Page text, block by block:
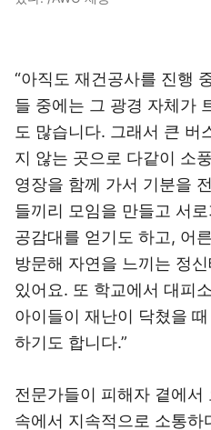
“아직도 재건공사를 진행
들 중에는 그 광경 자체가
도 많습니다. 그래서 큰 버
지 않는 곳으로 다같이 소
영장을 함께 가서 기분을
들끼리 모임을 만들고 서
공감대를 얻기도 하고, 어
방문해 자연을 느끼는 정
있어요. 또 학교에서 대피
아이들이 재난이 닥쳤을
하기도 합니다.”
전문가들이 피해자 곁에서
속에서 지속적으로 소통